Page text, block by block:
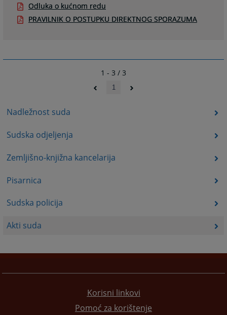
Nadležnost suda
Sudska odjeljenja
Zemljišno-knjižna kancelarija
Pisarnica
Sudska policija
Akti suda
Odluka o kućnom redu
PRAVILNIK O POSTUPKU DIREKTNOG SPORAZUMA
1 - 3 / 3
1
Korisni linkovi
Pomoć za korištenje